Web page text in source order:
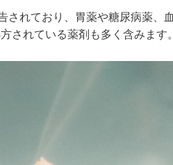
されており、胃薬や糖尿病薬、
されている薬剤も多く含みます。